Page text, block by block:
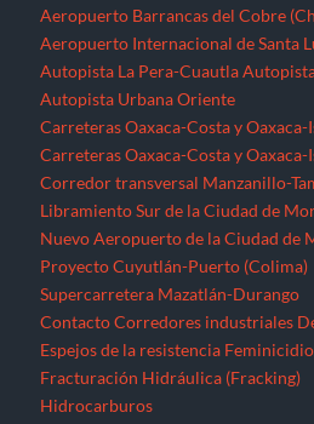
Aeropuerto Barrancas del Cobre
Aeropuerto Internacional de Santa
Autopista La Pera-Cuautla
Autopista Urbana Oriente
Carreteras Oaxaca-Costa y Oaxaca-
Carreteras Oaxaca-Costa y Oaxaca-
Corredor transversal Manzanillo-
Libramiento Sur de la Ciudad de
Nuevo Aeropuerto de la Ciudad de
Proyecto Cuyutlán-Puerto (Colima)
Supercarretera Mazatlán-Durango
Contacto Corredores industriales
Espejos de la resistencia
Fracturación Hidráulica (Fracking)
Hidrocarburos